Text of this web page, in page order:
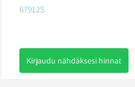
67912S
Kirjaudu nähdäksesi hinnat